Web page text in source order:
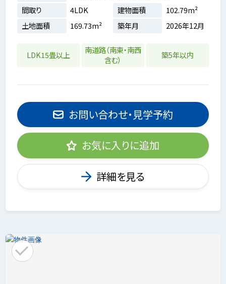
間取り
4LDK 建物面積
102.79m²
土地面積
169.73m² 築年月 2026年12月
LDK15畳以上
南道路（南東・南西
含む）
築5年以内
お問い合わせ・見学予約
お気に入りに追加
詳細を見る